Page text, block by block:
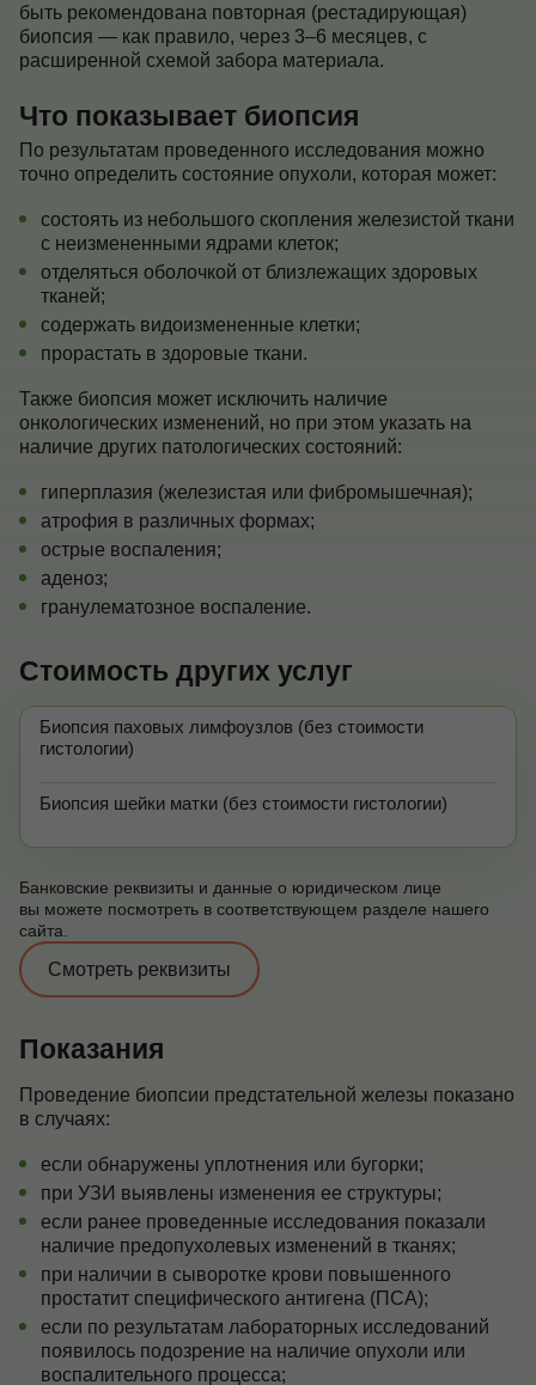
быть рекомендована повторная (рестадирующая)
биопсия — как правило, через 3–6 месяцев, с
расширенной схемой забора материала.
Что показывает биопсия
По результатам проведенного исследования можно
точно определить состояние опухоли, которая может:
состоять из небольшого скопления железистой ткани
с неизмененными ядрами клеток;
отделяться оболочкой от близлежащих здоровых
тканей;
содержать видоизмененные клетки;
прорастать в здоровые ткани.
Также биопсия может исключить наличие
онкологических изменений, но при этом указать на
наличие других патологических состояний:
гиперплазия (железистая или фибромышечная);
атрофия в различных формах;
острые воспаления;
аденоз;
гранулематозное воспаление.
Стоимость других услуг
Биопсия паховых лимфоузлов (без стоимости
гистологии)
Биопсия шейки матки (без стоимости гистологии)
Банковские реквизиты и данные о юридическом лице
вы можете посмотреть в соответствующем разделе нашего
сайта.
Смотреть реквизиты
Показания
Проведение биопсии предстательной железы показано
в случаях:
если обнаружены уплотнения или бугорки;
при УЗИ выявлены изменения ее структуры;
если ранее проведенные исследования показали
наличие предопухолевых изменений в тканях;
при наличии в сыворотке крови повышенного
простатит специфического антигена (ПСА);
если по результатам лабораторных исследований
появилось подозрение на наличие опухоли или
воспалительного процесса;